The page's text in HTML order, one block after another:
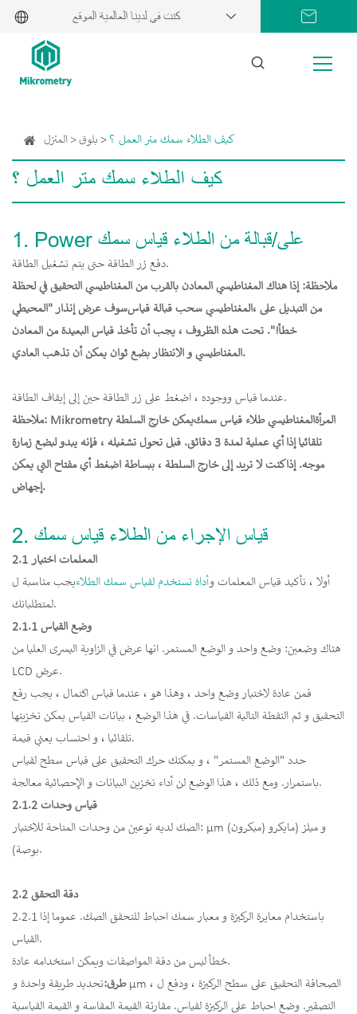
كنت في لدينا العالمية الموقع
المنزل بلوق كيف الطلاء سمك متر العمل ؟
كيف الطلاء سمك متر العمل ؟
1. Power على/قبالة من الطلاء قياس سمك
دفع زر الطاقة حتى يتم تشغيل الطاقة.
ملاحظة: إذا هناك المغناطيسي المعادن بالقرب من المغناطيسي التحقيق في لحظة
من التبديل على ،المغناطيسي سحب قبالة قياسسوف عرض إنذار "المحيطي
خطأ!". تحت هذه الظروف ، يجب أن تأخذ قياس البعيدة من المعادن
المغناطيسي و الانتظار بضع ثوان يمكن أن تذهب العادي.
عندما قياس ووجوده ، اضغط على زر الطاقة حين إلى إيقاف الطاقة.
ملاحظة: Mikrometry المرأةالمغناطيسي طلاء قياس سمكيمكن خارج السلطة
تلقائيا إذا أي عملية لمدة 3 دقائق. قبل تحول تشغيله ، فإنه يبدو لبضع زمارة
موجه. إذا كنت لا تريد إلى خارج السلطة ، ببساطة اضغط أي مفتاح التي يمكن
إجهاض.
2. قياس الإجراء من الطلاء قياس سمك
2.1 المعلمات اختيار
أولا ، تأكيد قياس المعلمات وأداة تستخدم لقياس سمك الطلاءيجب مناسبة ل
لمتطلباتك.
2.1.1 وضع القياس
هناك وضعين: وضع واحد و الوضع المستمر. انها عرض في الزاوية اليسرى العليا من
LCD عرض.
فمن عادة لاختيار وضع واحد ، وهذا هو ، عندما قياس اكتمال ، يجب رفع
التحقيق و ثم النقطة التالية القياسات. في هذا الوضع ، بيانات القياس يمكن تخزينها
تلقائيا ، و احتساب يعني قيمة.
حدد "الوضع المستمر" ، و يمكنك حرك التحقيق على قياس سطح لقياس
باستمرار. ومع ذلك ، هذا الوضع لن أداء تخزين البيانات و الإحصائية معالجة.
2.1.2 قياس وحدات
الصك لديه نوعين من وحدات المتاحة للاختيار: μm (ميكرون) و ميلز (مايكرو
بوصة).
2.2 دقة التحقق
2.2.1 باستخدام معايرة الركيزة و معيار سمك احباط للتحقق الصك. عموما إذا
القياس.
خطأ ليس من دقة المواصفات ويمكن استخدامه عادة.
طرق:تحديد طريقة واحدة و μm ، الصحافة التحقيق على سطح الركيزة ، ودفع ل
التصفير. وضع احباط على الركيزة لقياس. مقارنة القيمة المقاسة و القيمة القياسية